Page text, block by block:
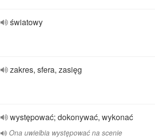
światowy
zakres, sfera, zasięg
występować; dokonywać, wykonać
Ona uwielbia występować na scenie